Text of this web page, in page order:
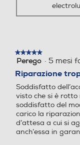
Grazie alle
pulizia
Wi-Fi
Luce
★★★★★
★★★★★
5
5
stelle.
Perego · 5 mesi
Riparazione
Soddisfatto
visto che si è
soddisfatto del
carico la
d’attesa a cui si
anch’essa in